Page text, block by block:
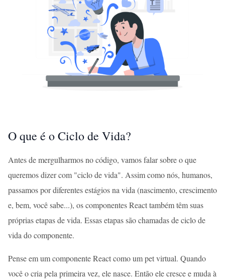
O que é o Ciclo de Vida?
Antes de mergulharmos no código, vamos falar sobre o que
queremos dizer com "ciclo de vida". Assim como nós, humanos,
passamos por diferentes estágios na vida (nascimento, crescimento
e, bem, você sabe...), os componentes React também têm suas
próprias etapas de vida. Essas etapas são chamadas de ciclo de
vida do componente.
Pense em um componente React como um pet virtual. Quando
você o cria pela primeira vez, ele nasce. Então ele cresce e muda à